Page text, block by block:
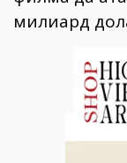
милиард